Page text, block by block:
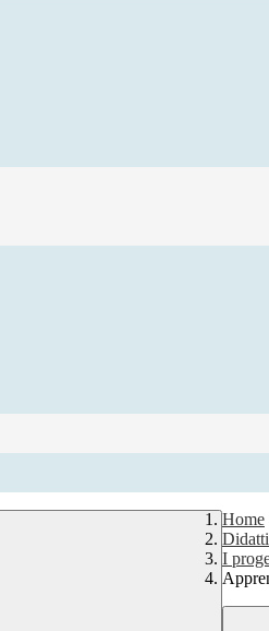
Home
I